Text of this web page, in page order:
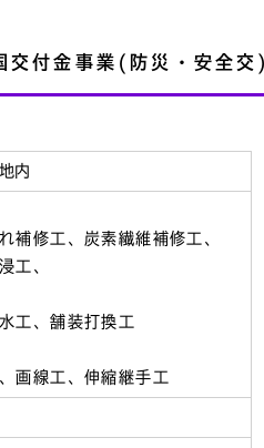
付金事業(防災・安全
内
補修工、炭素繊維補修工、
工、
工、舗装打換工
画線工、伸縮継手工